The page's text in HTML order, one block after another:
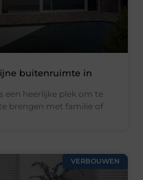
buitenruimte in
een heerlijke plek om te
brengen met familie of
VERBOUWEN